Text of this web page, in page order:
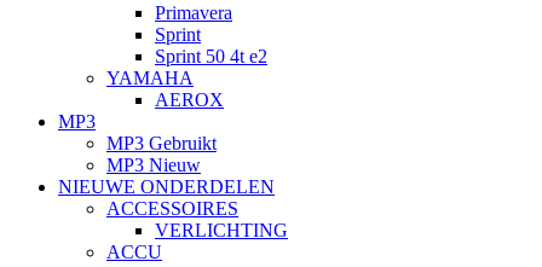
Primavera
Sprint
Sprint 50 4t e2
YAMAHA
AEROX
MP3
MP3 Gebruikt
MP3 Nieuw
NIEUWE ONDERDELEN
ACCESSOIRES
VERLICHTING
ACCU